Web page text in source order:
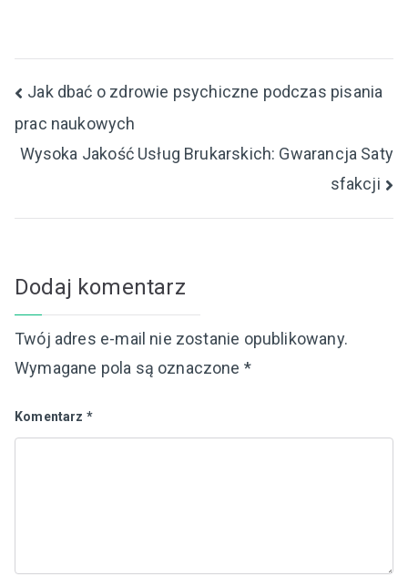
Nawigacja
wpisu
Jak dbać o zdrowie psychiczne podczas pisania
prac naukowych
Wysoka Jakość Usług Brukarskich: Gwarancja Saty
sfakcji
Dodaj komentarz
Twój adres e-mail nie zostanie opublikowany.
Wymagane pola są oznaczone *
Komentarz *